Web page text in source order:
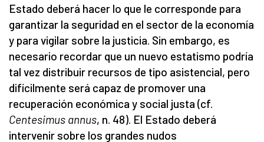
Estado deberá hacer lo que le corresponde para
garantizar la seguridad en el sector de la economía
y para vigilar sobre la justicia. Sin embargo, es
necesario recordar que un nuevo estatismo podría
tal vez distribuir recursos de tipo asistencial, pero
difícilmente será capaz de promover una
recuperación económica y social justa (cf.
Centesimus annus, n. 48). El Estado deberá
intervenir sobre los grandes nudos